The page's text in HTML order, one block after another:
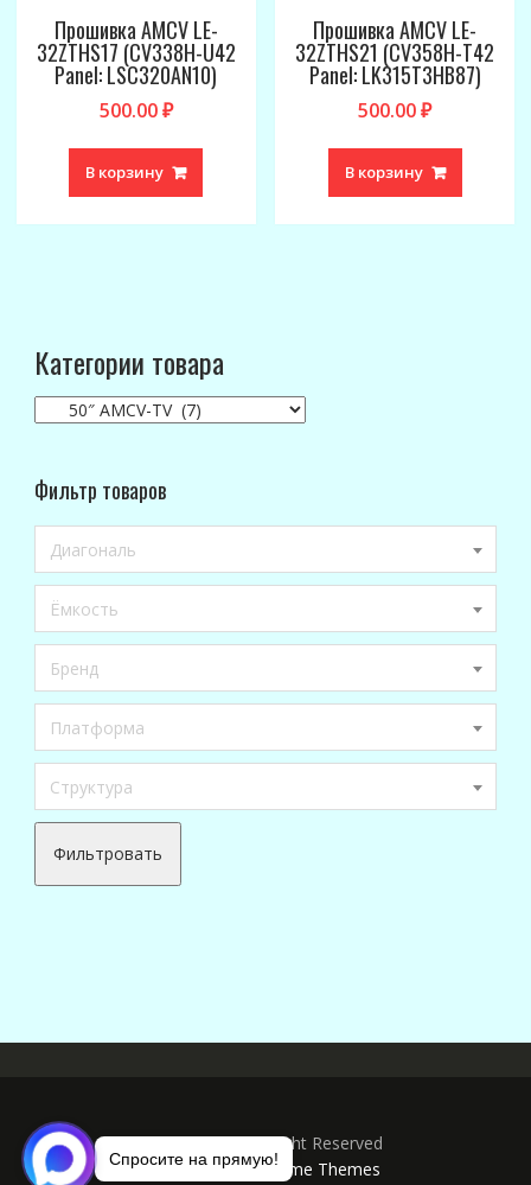
Прошивка AMCV LE-
32ZTHS17 (CV338H-U42
Panel: LSC320AN10)
500.00₽
В корзину
Прошивка AMCV LE-
32ZTHS21 (CV358H-T42
Panel: LK315T3HB87)
500.00₽
В корзину
Категории товара
Фильтр товаров
Диагональ
Ёмкость
Бренд
Платформа
Структура
Фильтровать
Copyright © All Right Reserved
Online Shop byAcme Themes
Спросите на прямую!